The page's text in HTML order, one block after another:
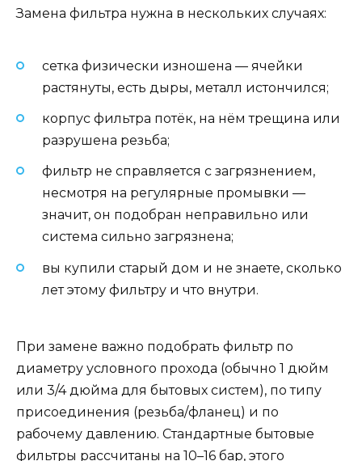
Замена фильтра нужна в нескольких случаях:
сетка физически изношена — ячейки
растянуты, есть дыры, металл истончился;
корпус фильтра потёк, на нём трещина или
разрушена резьба;
фильтр не справляется с загрязнением,
несмотря на регулярные промывки —
значит, он подобран неправильно или
система сильно загрязнена;
вы купили старый дом и не знаете, сколько
лет этому фильтру и что внутри.
При замене важно подобрать фильтр по
диаметру условного прохода (обычно 1 дюйм
или 3/4 дюйма для бытовых систем), по типу
присоединения (резьба/фланец) и по
рабочему давлению. Стандартные бытовые
фильтры рассчитаны на 10–16 бар, этого